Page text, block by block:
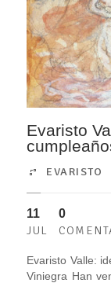
Evaristo
EVARISTO
11
JUL
0
Evaristo Valle:
Viniegra Han